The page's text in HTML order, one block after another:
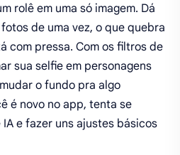
rolê em uma só imagem. Dá
de uma vez, o que quebra
com pressa. Com os filtros de
sua selfie em personagens
o fundo pra algo
é novo no app, tenta se
e fazer uns ajustes básicos